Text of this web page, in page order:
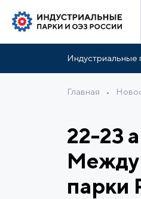
Индустриальные
Главная •
22-23
парки